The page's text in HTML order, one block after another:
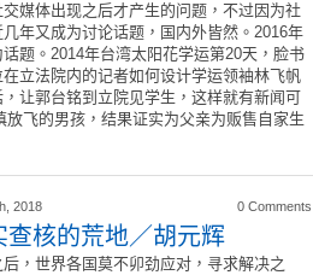
媒体出现之后才产生的问题，不过因为社
年又成为讨论话题，国内外皆然。2016年
题。2014年台湾太阳花学运第20天，脸书
立法院内的记者如何设计学运领袖林飞帆
让郭台铭到立院见学生，这样就有新闻可
放飞的男孩，结果证实为父亲为贩售自家生
2018 0 Comments
核的荒地／胡元辉
，世界各国莫不卯劲应对，寻求解决之